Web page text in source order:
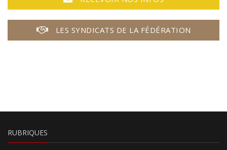
LES SYNDICATS DE LA FÉDÉRATION
RUBRIQUES